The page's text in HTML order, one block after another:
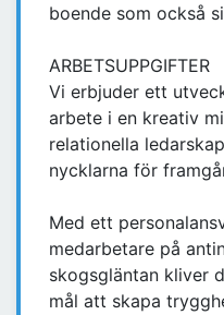
boende som också
ARBETSUPPGIFTER
Vi erbjuder ett
arbete i en kreativ
relationella
nycklarna för
Med ett
medarbetare på
skogsgläntan kliver
mål att skapa